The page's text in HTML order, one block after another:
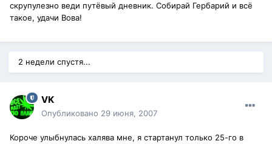
скрупулезно веди путёвый дневник. Собирай Гербарий и всё
такое, удачи Вова!
2 недели спустя...
VK
Опубликовано 29 июня, 2007
Короче улыбнулась халява мне, я стартанул только 25-го в